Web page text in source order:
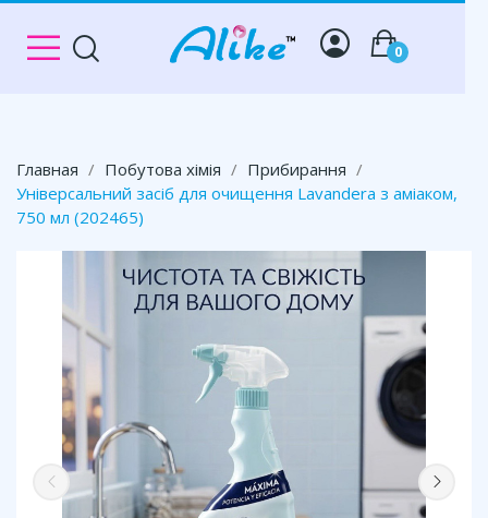
0
Главная Побутова хімія
Прибирання
Універсальний засіб для очищення Lavandera з аміаком,
750 мл (202465)